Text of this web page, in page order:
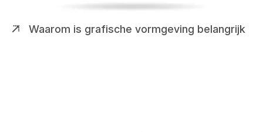
Waarom is grafische vormgeving belangrijk